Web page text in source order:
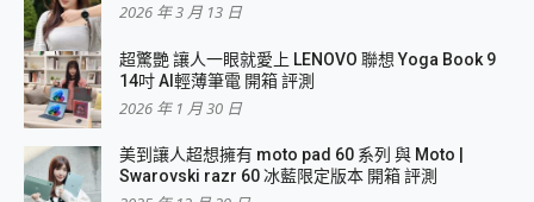
2026 年 3 月 13 日
超驚艷 讓人一眼就愛上 LENOVO 聯想 Yoga Book 9
14吋 AI輕薄筆電 開箱 評測
2026 年 1 月 30 日
美到讓人超想擁有 moto pad 60 系列 與 Moto |
Swarovski razr 60 冰藍限定版本 開箱 評測